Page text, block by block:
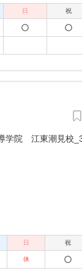
日 祝
日 祝
休